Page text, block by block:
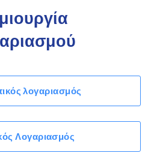
λογαριασμός
Λογαριασμός